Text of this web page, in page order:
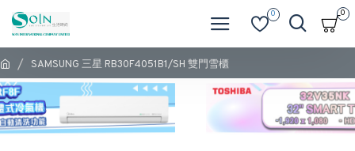
0 0
SAMSUNG 三星 RB30F4051B1/SH 雙門雪櫃